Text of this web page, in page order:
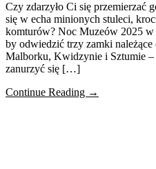
Czy zdarzyło Ci się przemierzać
się w echa minionych stuleci,
komturów? Noc Muzeów 2025
by odwiedzić trzy zamki
Malborku, Kwidzynie i Sztumie –
zanurzyć się […]
Continue Reading →